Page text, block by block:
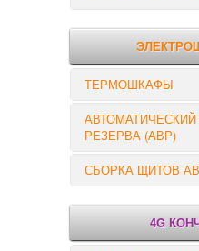
РЕЛЕ
ТЕРМОШКАФЫ
РЕЗЕРВА (АВР)
СБОРКА ЩИТОВ
4G